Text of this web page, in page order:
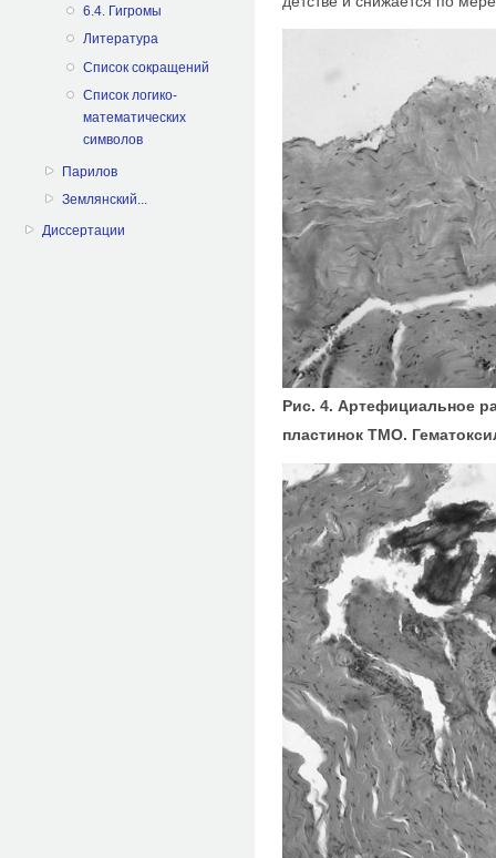
6.4. Гигромы
Литература
Список сокращений
Список логико-
математических
символов
Парилов
Землянский...
Диссертации
Рис. 4. Артефициальное
пластинок ТМО.